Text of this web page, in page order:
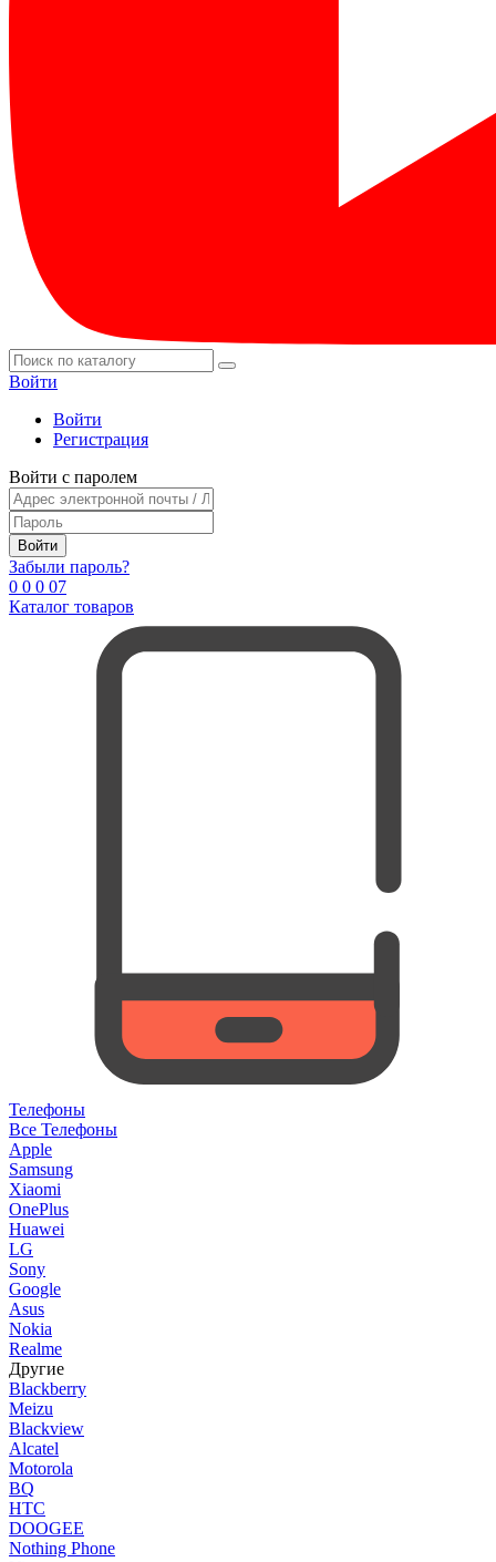
Войти
Войти
Регистрация
Войти с паролем
Войти
Забыли пароль?
0 0 0 07
Каталог товаров
Телефоны
Все Телефоны
Apple
Samsung
Xiaomi
OnePlus
Huawei
LG
Sony
Google
Asus
Nokia
Realme
Другие
Blackberry
Meizu
Blackview
Alcatel
Motorola
BQ
HTC
DOOGEE
Nothing Phone